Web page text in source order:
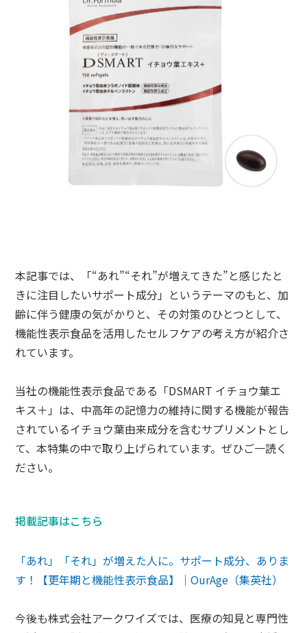
本記事では、「“あれ”“それ”が増えてきた”と感じたと
きに注目したいサポート成分」というテーマのもと、加
齢に伴う健康の気がかりと、その対策のひとつとして、
機能性表示食品を活用したセルフケアの考え方が紹介さ
れています。
当社の機能性表示食品である「DSMART イチョウ葉エ
キス＋」は、中高年の記憶力の維持に関する機能が報告
されているイチョウ葉由来成分を含むサプリメントとし
て、本特集の中で取り上げられています。ぜひご一読く
ださい。
掲載記事はこちら
「あれ」「それ」が増えた人に。サポート成分、ありま
す！【更年期と機能性表示食品】｜OurAge（集英社）
今後も株式会社アークワイズでは、医療の知見と専門性